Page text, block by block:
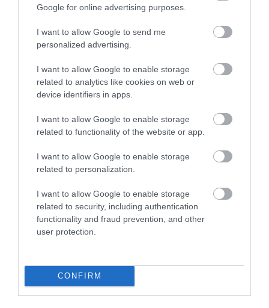
Google for online advertising purposes.
I want to allow Google to send me
personalized advertising.
I want to allow Google to enable storage
related to analytics like cookies on web or
device identifiers in apps.
I want to allow Google to enable storage
related to functionality of the website or app.
I want to allow Google to enable storage
related to personalization.
I want to allow Google to enable storage
related to security, including authentication
functionality and fraud prevention, and other
user protection.
CONFIRM
ÉLELMISZER
A turmixok a nyári hónapok legnépszerűbb frissítői közé
tartoznak, de nem mindegy, mi kerül a pohárba. Szakértők szerint
például az igazán egészséges smoothie nem csupán